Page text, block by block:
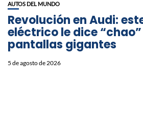
AUTOS DEL MUNDO
Revolución en Audi:
eléctrico le dice
pantallas gigantes
5 de agosto de 2026